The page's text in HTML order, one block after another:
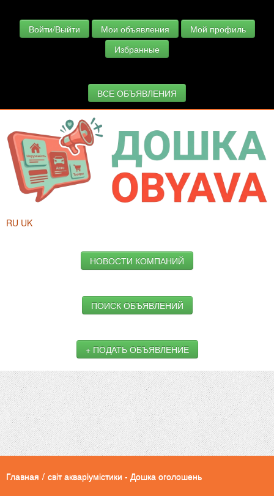
Войти/Выйти Мои объявления
Мой профиль
Избранные
ВСЕ ОБЪЯВЛЕНИЯ
RU UK
НОВОСТИ КОМПАНИЙ
ПОИСК ОБЪЯВЛЕНИЙ
+ ПОДАТЬ ОБЪЯВЛЕНИЕ
Главная / світ акваріумістики - Дошка оголошень